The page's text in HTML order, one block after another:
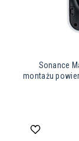
Sonance
montażu